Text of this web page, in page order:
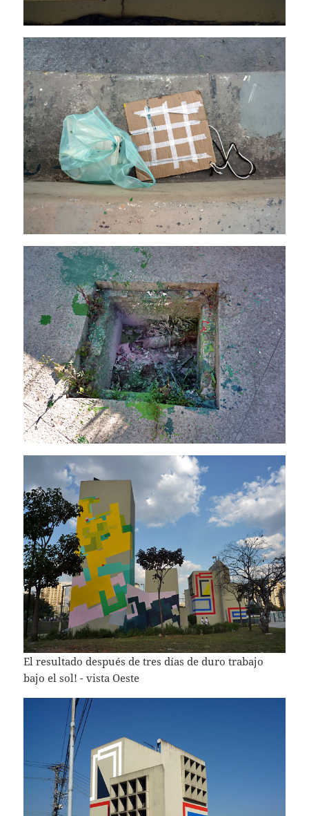
El resultado después de tres días de duro trabajo
bajo el sol! - vista Oeste